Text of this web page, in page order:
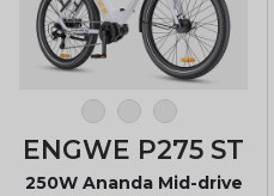
Λευκό-Πορτοκαλί
ΛευκόΜαύρος
ENGWE P275 ST
250W Ananda Mid-drive